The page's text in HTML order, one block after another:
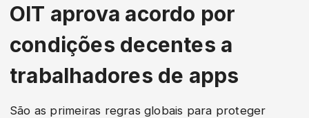
OIT aprova acordo por
condições decentes a
trabalhadores de apps
São as primeiras regras globais para proteger